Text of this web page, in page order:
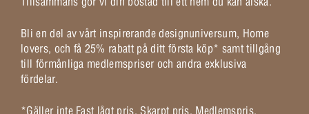
Bli en del av vårt inspirerande designuniversum, Home
lovers, och få 25% rabatt på ditt första köp* samt tillgång
till förmånliga medlemspriser och andra exklusiva
fördelar.
*Gäller inte Fast lågt pris, Skarpt pris, Medlemspris,